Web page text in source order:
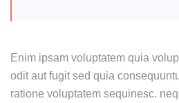
Enim ipsam voluptatem quia
odit aut fugit sed quia
ratione voluptatem sequinesc.